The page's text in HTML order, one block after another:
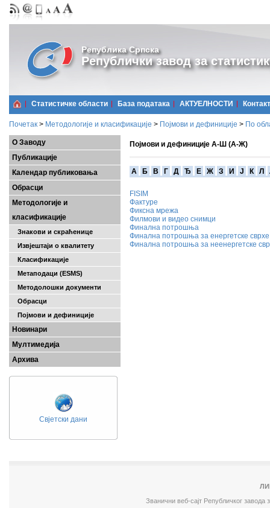
Република Српска
Републички завод за
Статистичке области Базa података АКТУЕЛНОСТИ Контакт
Почетак > Методологије и класификације > Појмови и дефиниције > По
О Заводу
Публикације
Календар публиковања
Обрасци
Методологије и
класификације
Знакови и скраћенице
Извјештаји о квалитету
Класификације
Метаподаци (ESMS)
Методолошки документи
Обрасци
Појмови и дефиниције
Новинари
Мултимедија
Архива
Свјетски дани
Појмови и дефиниције А-Ш (А-Ж)
A Б В Г Д Ђ Е Ж З И Ј К Л
FISIM
Фактуре
Фиксна мрежа
Филмови и видео снимци
Финална потрошња
Финална потрошња за енергетске сврхе
Финална потрошња за неенергетске
Званични веб-сајт Републичког